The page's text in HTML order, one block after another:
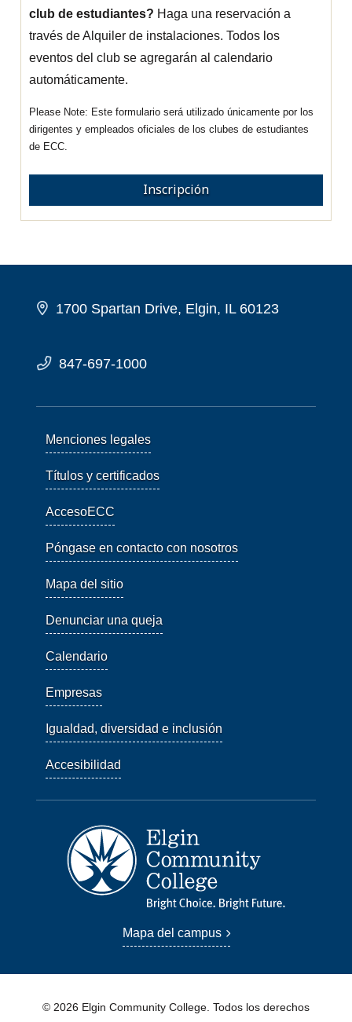
club de estudiantes? Haga una reservación a
través de Alquiler de instalaciones. Todos los
eventos del club se agregarán al calendario
automáticamente.
Este formulario será utilizado únicamente por los
dirigentes y empleados oficiales de los clubes de estudiantes
de ECC.
Inscripción
1700 Spartan Drive, Elgin, IL 60123
847-697-1000
Menciones legales
Títulos y certificados
AccesoECC
Póngase en contacto con nosotros
Mapa del sitio
Denunciar una queja
Calendario
Empresas
Igualdad, diversidad e inclusión
Accesibilidad
Mapa del campus
© 2026 Elgin Community College. Todos los derechos